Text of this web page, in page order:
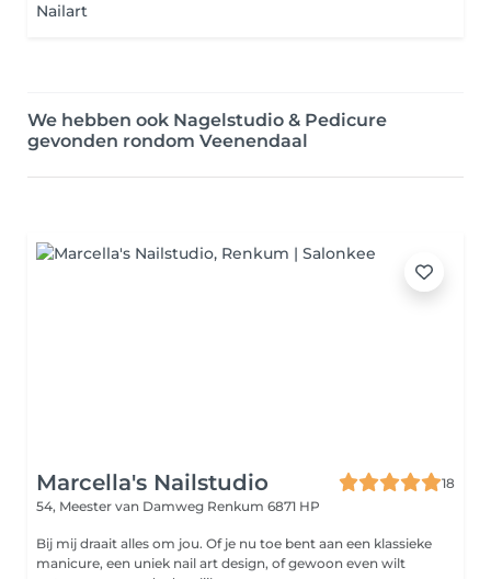
Nailart
We hebben ook Nagelstudio & Pedicure
gevonden rondom Veenendaal
Marcella's Nailstudio
18
54, Meester van Damweg Renkum 6871 HP
Bij mij draait alles om jou. Of je nu toe bent aan een klassieke
manicure, een uniek nail art design, of gewoon even wilt